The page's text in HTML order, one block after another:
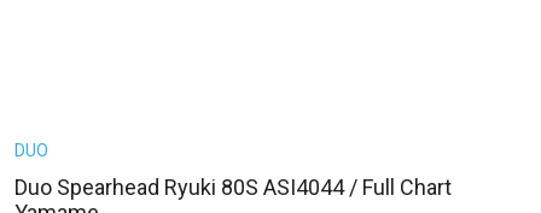
DUO
Duo Spearhead Ryuki 80S ASI4044 / Full Chart